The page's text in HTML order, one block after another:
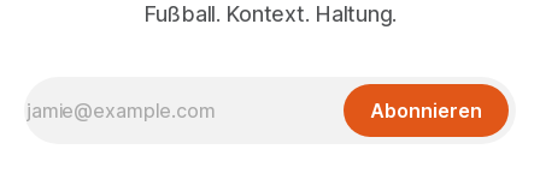
Fußball. Kontext. Haltung.
Abonnieren